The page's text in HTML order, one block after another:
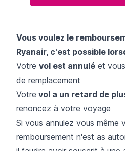
Vous voulez le
Ryanair, c'est possible
Votre vol est annulé et
de remplacement
Votre vol a un retard de
renoncez à votre voyage
Si vous annulez vous même
remboursement n'est as